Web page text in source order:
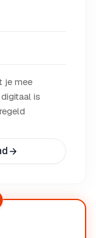
je mee
is